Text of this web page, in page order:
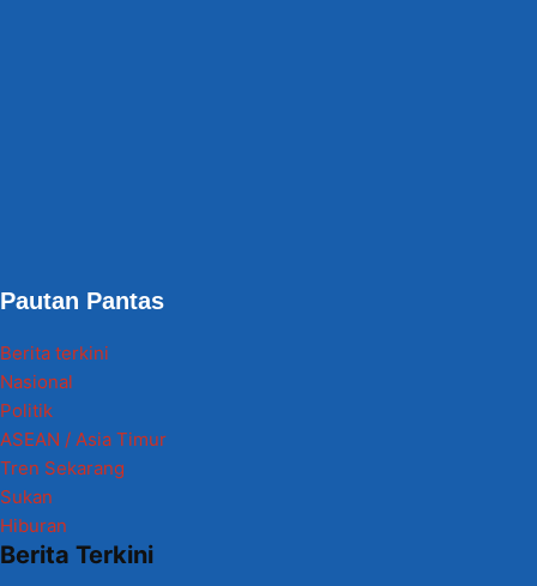
Pautan Pantas
Berita terkini
Nasional
Politik
ASEAN / Asia Timur
Tren Sekarang
Sukan
Hiburan
Berita Terkini